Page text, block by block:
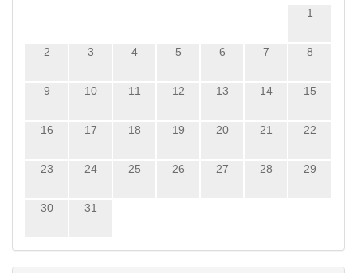
1
2 3 4 5 6 7 8
9 10 11 12 13 14 15
16 17 18 19 20 21 22
23 24 25 26 27 28 29
30 31